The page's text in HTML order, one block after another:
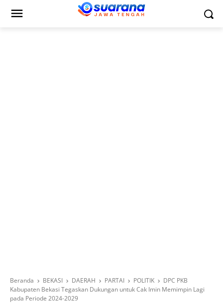
Beranda BEKASI DAERAH PARTAI POLITIK
DPC PKB
Kabupaten Bekasi Tegaskan Dukungan untuk Cak Imin Memimpin Lagi
pada Periode 2024-2029